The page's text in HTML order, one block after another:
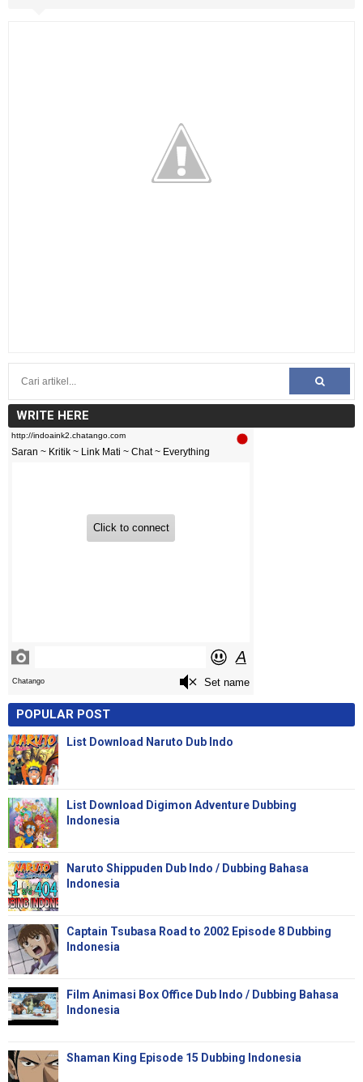
WRITE HERE
POPULAR POST
List Download Naruto Dub Indo
List Download Digimon Adventure Dubbing
Indonesia
Naruto Shippuden Dub Indo / Dubbing Bahasa
Indonesia
Captain Tsubasa Road to 2002 Episode 8 Dubbing
Indonesia
Film Animasi Box Office Dub Indo / Dubbing Bahasa
Indonesia
Shaman King Episode 15 Dubbing Indonesia